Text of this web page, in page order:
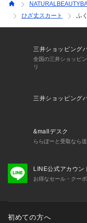
ひざ丈スカート
ふ
三井ショッピング
全国の三井ショッピ
リ
三井ショッピング
&mallデスク
ららぽーと受取なら
LINE公式アカウン
お得なセール・クー
初めての方へ